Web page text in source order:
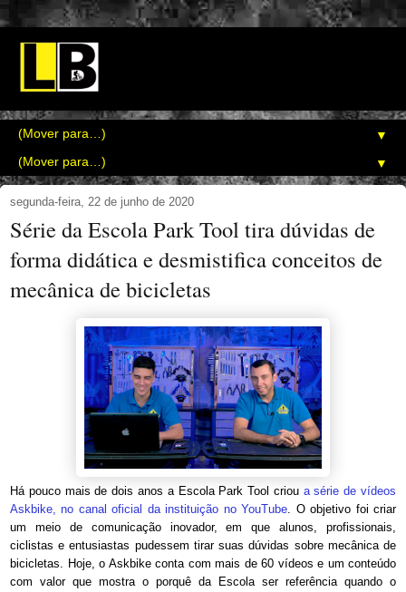
▼
▼
segunda-feira, 22 de junho de 2020
Série da Escola Park Tool tira dúvidas de
forma didática e desmistifica conceitos de
mecânica de bicicletas
Há pouco mais de dois anos a Escola Park Tool criou a série de vídeos
Askbike, no canal oficial da instituição no YouTube. O objetivo foi criar
um meio de comunicação inovador, em que alunos, profissionais,
ciclistas e entusiastas pudessem tirar suas dúvidas sobre mecânica de
bicicletas. Hoje, o Askbike conta com mais de 60 vídeos e um conteúdo
com valor que mostra o porquê da Escola ser referência quando o